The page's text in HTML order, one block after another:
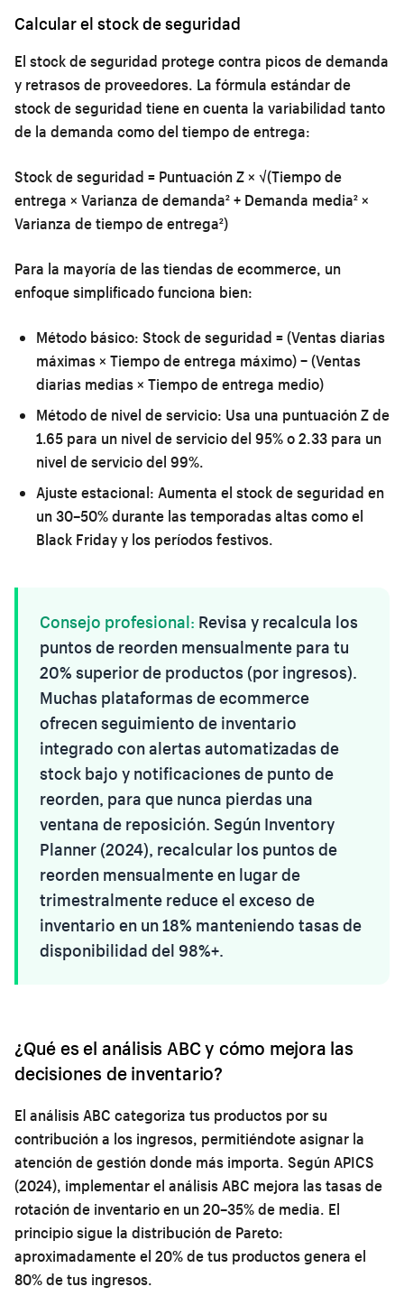
Calcular el stock de seguridad
El stock de seguridad protege contra picos de demanda
y retrasos de proveedores. La fórmula estándar de
stock de seguridad tiene en cuenta la variabilidad tanto
de la demanda como del tiempo de entrega:
Stock de seguridad = Puntuación Z × √(Tiempo de
entrega × Varianza de demanda² + Demanda media² ×
Varianza de tiempo de entrega²)
Para la mayoría de las tiendas de ecommerce, un
enfoque simplificado funciona bien:
Método básico: Stock de seguridad = (Ventas diarias
máximas × Tiempo de entrega máximo) − (Ventas
diarias medias × Tiempo de entrega medio)
Método de nivel de servicio: Usa una puntuación Z de
1.65 para un nivel de servicio del 95% o 2.33 para un
nivel de servicio del 99%.
Ajuste estacional: Aumenta el stock de seguridad en
un 30–50% durante las temporadas altas como el
Black Friday y los períodos festivos.
Consejo profesional: Revisa y recalcula los
puntos de reorden mensualmente para tu
20% superior de productos (por ingresos).
Muchas plataformas de ecommerce
ofrecen seguimiento de inventario
integrado con alertas automatizadas de
stock bajo y notificaciones de punto de
reorden, para que nunca pierdas una
ventana de reposición. Según Inventory
Planner (2024), recalcular los puntos de
reorden mensualmente en lugar de
trimestralmente reduce el exceso de
inventario en un 18% manteniendo tasas de
disponibilidad del 98%+.
¿Qué es el análisis ABC y cómo mejora las
decisiones de inventario?
El análisis ABC categoriza tus productos por su
contribución a los ingresos, permitiéndote asignar la
atención de gestión donde más importa. Según APICS
(2024), implementar el análisis ABC mejora las tasas de
rotación de inventario en un 20–35% de media. El
principio sigue la distribución de Pareto:
aproximadamente el 20% de tus productos genera el
80% de tus ingresos.